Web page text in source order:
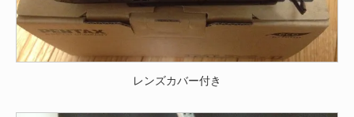
レンズカバー付き